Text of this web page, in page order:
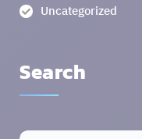
Uncategorized
Search